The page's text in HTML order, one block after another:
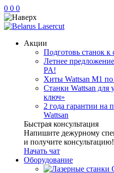
0 0 0
Акции
Подготовь станок к
Летнее
PA!
Хиты Wattsan M1
Станки Wattsan для
ключ»
2 года гарантии на
Wattsan
Быстрая консультация
Напишите дежурному
и получите консультацию!
Начать чат
Оборудование